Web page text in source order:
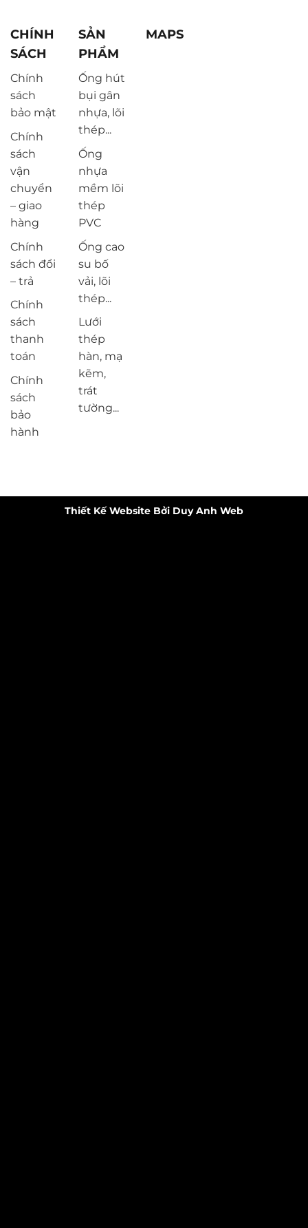
CHÍNH
SÁCH
Chính
sách
bảo mật
Chính
sách
vận
chuyển
– giao
hàng
Chính
sách đổi
– trả
Chính
sách
thanh
toán
Chính
sách
bảo
hành
SẢN
PHẨM
Ống hút
bụi gân
nhựa, lõi
thép...
Ống
nhựa
mềm lõi
thép
PVC
Ống cao
su bố
vải, lõi
thép...
Lưới
thép
hàn, mạ
kẽm,
trát
tường...
MAPS
Thiết Kế Website Bởi Duy Anh Web